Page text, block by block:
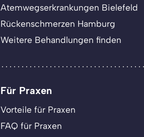
Atemwegserkrankungen Bielefeld
Rückenschmerzen Hamburg
Weitere Behandlungen finden
Für Praxen
Vorteile für Praxen
FAQ für Praxen